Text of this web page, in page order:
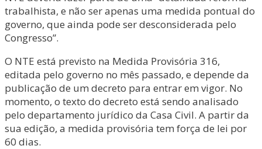
trabalhista, e não ser apenas uma medida pontual do
governo, que ainda pode ser desconsiderada pelo
Congresso”.
O NTE está previsto na Medida Provisória 316,
editada pelo governo no mês passado, e depende da
publicação de um decreto para entrar em vigor. No
momento, o texto do decreto está sendo analisado
pelo departamento jurídico da Casa Civil. A partir da
sua edição, a medida provisória tem força de lei por
60 dias.